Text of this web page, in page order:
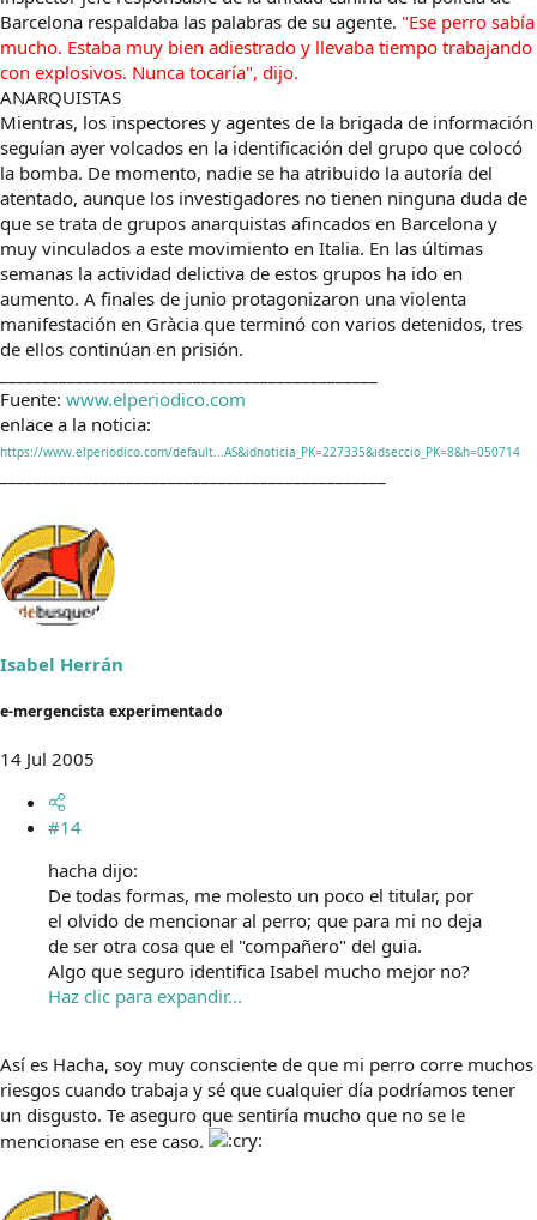
Barcelona respaldaba las palabras de su agente. "Ese perro sabía
mucho. Estaba muy bien adiestrado y llevaba tiempo trabajando
con explosivos. Nunca tocaría", dijo.
ANARQUISTAS
Mientras, los inspectores y agentes de la brigada de información
seguían ayer volcados en la identificación del grupo que colocó
la bomba. De momento, nadie se ha atribuido la autoría del
atentado, aunque los investigadores no tienen ninguna duda de
que se trata de grupos anarquistas afincados en Barcelona y
muy vinculados a este movimiento en Italia. En las últimas
semanas la actividad delictiva de estos grupos ha ido en
aumento. A finales de junio protagonizaron una violenta
manifestación en Gràcia que terminó con varios detenidos, tres
de ellos continúan en prisión.
Fuente: www.elperiodico.com
enlace a la noticia:
https://www.elperiodico.com/default...AS&idnoticia_PK=227335&idseccio_PK=8&h=050714
Isabel Herrán
e-mergencista experimentado
14 Jul 2005
#14
hacha dijo:
De todas formas, me molesto un poco el titular, por
el olvido de mencionar al perro; que para mi no deja
de ser otra cosa que el "compañero" del guia.
Algo que seguro identifica Isabel mucho mejor no?
Haz clic para expandir...
Así es Hacha, soy muy consciente de que mi perro corre muchos
riesgos cuando trabaja y sé que cualquier día podríamos tener
un disgusto. Te aseguro que sentiría mucho que no se le
mencionase en ese caso.